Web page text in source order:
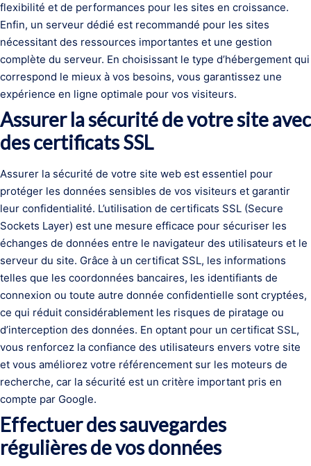
flexibilité et de performances pour les sites en croissance.
Enfin, un serveur dédié est recommandé pour les sites
nécessitant des ressources importantes et une gestion
complète du serveur. En choisissant le type d’hébergement qui
correspond le mieux à vos besoins, vous garantissez une
expérience en ligne optimale pour vos visiteurs.
Assurer la sécurité de votre site avec
des certificats SSL
Assurer la sécurité de votre site web est essentiel pour
protéger les données sensibles de vos visiteurs et garantir
leur confidentialité. L’utilisation de certificats SSL (Secure
Sockets Layer) est une mesure efficace pour sécuriser les
échanges de données entre le navigateur des utilisateurs et le
serveur du site. Grâce à un certificat SSL, les informations
telles que les coordonnées bancaires, les identifiants de
connexion ou toute autre donnée confidentielle sont cryptées,
ce qui réduit considérablement les risques de piratage ou
d’interception des données. En optant pour un certificat SSL,
vous renforcez la confiance des utilisateurs envers votre site
et vous améliorez votre référencement sur les moteurs de
recherche, car la sécurité est un critère important pris en
compte par Google.
Effectuer des sauvegardes
régulières de vos données